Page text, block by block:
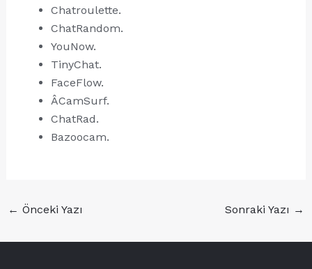
Chatroulette.
ChatRandom.
YouNow.
TinyChat.
FaceFlow.
ÂCamSurf.
ChatRad.
Bazoocam.
← Önceki Yazı Sonraki Yazı →